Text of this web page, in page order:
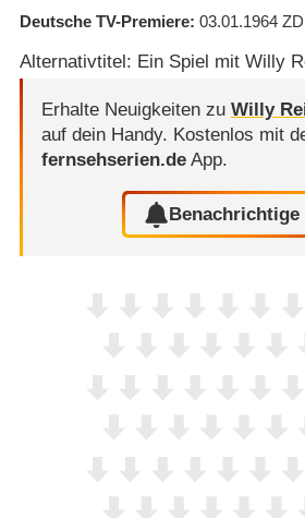
Deutsche TV-Premiere 03.01.1964
Alternativtitel: Ein Spiel mit Willy
Erhalte Neuigkeiten zu Willy
auf dein Handy. Kostenlos mit
fernsehserien.deApp.